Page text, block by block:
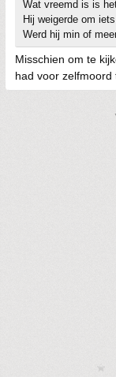
Wat vreemd is is
Hij weigerde om
Werd hij min of
Misschien om te
had voor